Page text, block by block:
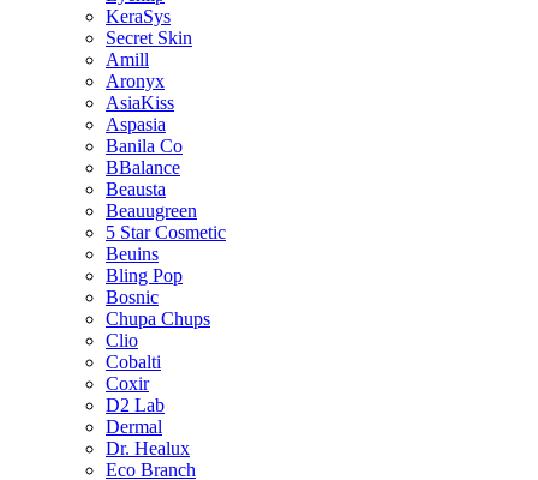
KeraSys
Secret Skin
Amill
Aronyx
AsiaKiss
Aspasia
Banila Co
BBalance
Beausta
Beauugreen
5 Star Cosmetic
Beuins
Bling Pop
Bosnic
Chupa Chups
Clio
Cobalti
Coxir
D2 Lab
Dermal
Dr. Healux
Eco Branch